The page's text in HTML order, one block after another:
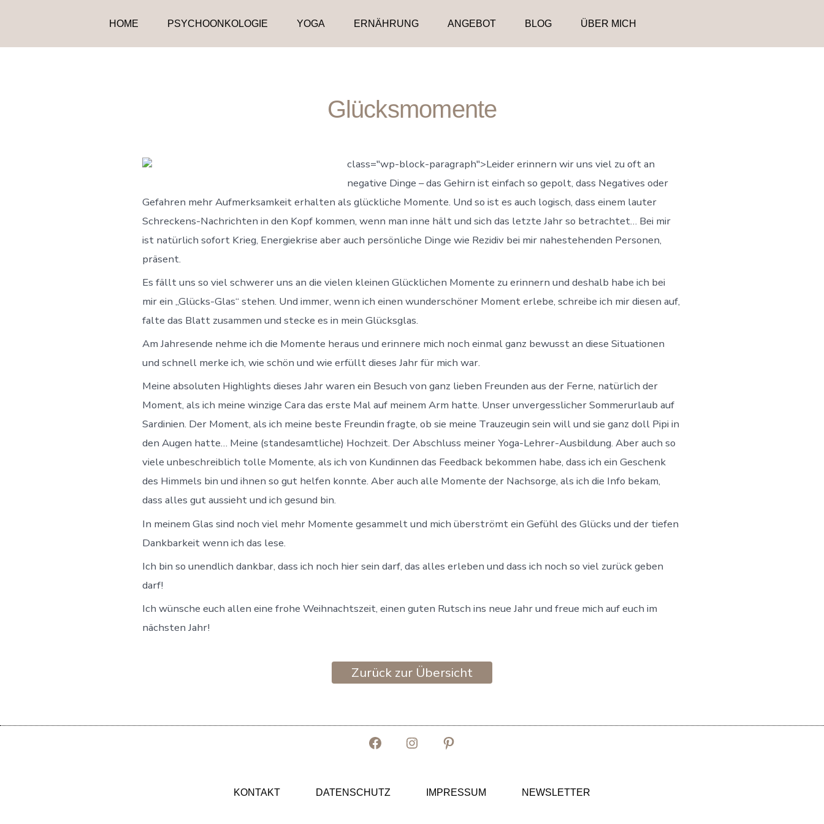
springen
HOME PSYCHOONKOLOGIE YOGA ERNÄHRUNG ANGEBOT BLOG ÜBER MICH
Glücksmomente
class="wp-block-paragraph">Leider erinnern wir uns viel zu oft an
negative Dinge – das Gehirn ist einfach so gepolt, dass Negatives oder
Gefahren mehr Aufmerksamkeit erhalten als glückliche Momente. Und so ist es auch logisch, dass einem lauter
Schreckens-Nachrichten in den Kopf kommen, wenn man inne hält und sich das letzte Jahr so betrachtet… Bei mir
ist natürlich sofort Krieg, Energiekrise aber auch persönliche Dinge wie Rezidiv bei mir nahestehenden Personen,
präsent.
Es fällt uns so viel schwerer uns an die vielen kleinen Glücklichen Momente zu erinnern und deshalb habe ich bei
mir ein „Glücks-Glas“ stehen. Und immer, wenn ich einen wunderschöner Moment erlebe, schreibe ich mir diesen auf,
falte das Blatt zusammen und stecke es in mein Glücksglas.
Am Jahresende nehme ich die Momente heraus und erinnere mich noch einmal ganz bewusst an diese Situationen
und schnell merke ich, wie schön und wie erfüllt dieses Jahr für mich war.
Meine absoluten Highlights dieses Jahr waren ein Besuch von ganz lieben Freunden aus der Ferne, natürlich der
Moment, als ich meine winzige Cara das erste Mal auf meinem Arm hatte. Unser unvergesslicher Sommerurlaub auf
Sardinien. Der Moment, als ich meine beste Freundin fragte, ob sie meine Trauzeugin sein will und sie ganz doll Pipi in
den Augen hatte… Meine (standesamtliche) Hochzeit. Der Abschluss meiner Yoga-Lehrer-Ausbildung. Aber auch so
viele unbeschreiblich tolle Momente, als ich von Kundinnen das Feedback bekommen habe, dass ich ein Geschenk
des Himmels bin und ihnen so gut helfen konnte. Aber auch alle Momente der Nachsorge, als ich die Info bekam,
dass alles gut aussieht und ich gesund bin.
In meinem Glas sind noch viel mehr Momente gesammelt und mich überströmt ein Gefühl des Glücks und der tiefen
Dankbarkeit wenn ich das lese.
Ich bin so unendlich dankbar, dass ich noch hier sein darf, das alles erleben und dass ich noch so viel zurück geben
darf!
Ich wünsche euch allen eine frohe Weihnachtszeit, einen guten Rutsch ins neue Jahr und freue mich auf euch im
nächsten Jahr!
Zurück zur Übersicht
Facebook
neuem
Instagram
neuem neuem
KONTAKT DATENSCHUTZ IMPRESSUM NEWSLETTER